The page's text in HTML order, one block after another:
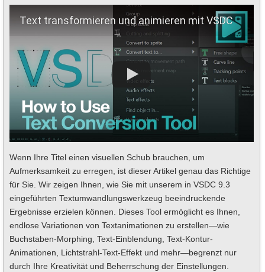
Text transformieren und animieren mit VSDC
Wenn Ihre Titel einen visuellen Schub brauchen, um
Aufmerksamkeit zu erregen, ist dieser Artikel genau das Richtige
für Sie. Wir zeigen Ihnen, wie Sie mit unserem in VSDC 9.3
eingeführten Textumwandlungswerkzeug beeindruckende
Ergebnisse erzielen können. Dieses Tool ermöglicht es Ihnen,
endlose Variationen von Textanimationen zu erstellen—wie
Buchstaben-Morphing, Text-Einblendung, Text-Kontur-
Animationen, Lichtstrahl-Text-Effekt und mehr—begrenzt nur
durch Ihre Kreativität und Beherrschung der Einstellungen.